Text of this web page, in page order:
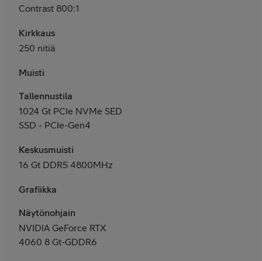
Contrast 800:1
Kirkkaus
250 nitiä
Muisti
Tallennustila
1024 Gt PCIe NVMe SED
SSD - PCIe-Gen4
Keskusmuisti
16 Gt DDR5 4800MHz
Grafiikka
Näytönohjain
NVIDIA GeForce RTX
4060 8 Gt-GDDR6